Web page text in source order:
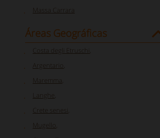
Massa Carrara
Áreas Geográficas
Costa degli Etruschi
Argentario
Maremma
Langhe
Crete senesi
Mugello